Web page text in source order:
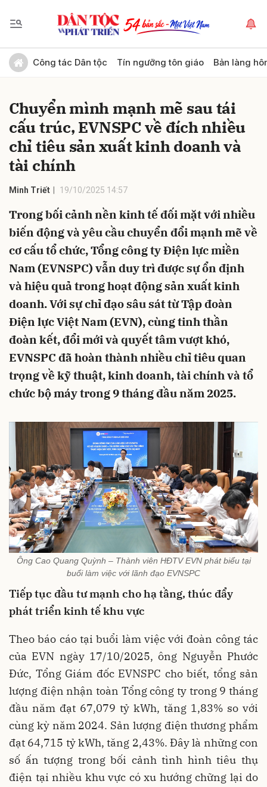
Công tác Dân tộc Tín ngưỡng tôn giáo Bản làng
Chuyển mình mạnh mẽ sau tái
cấu trúc, EVNSPC về đích nhiều
chỉ tiêu sản xuất kinh doanh và
tài chính
Minh Triết 19/10/2025 14:57
Trong bối cảnh nền kinh tế đối mặt với nhiều
biến động và yêu cầu chuyển đổi mạnh mẽ về
cơ cấu tổ chức, Tổng công ty Điện lực miền
Nam (EVNSPC) vẫn duy trì được sự ổn định
và hiệu quả trong hoạt động sản xuất kinh
doanh. Với sự chỉ đạo sâu sát từ Tập đoàn
Điện lực Việt Nam (EVN), cùng tinh thần
đoàn kết, đổi mới và quyết tâm vượt khó,
EVNSPC đã hoàn thành nhiều chỉ tiêu quan
trọng về kỹ thuật, kinh doanh, tài chính và tổ
chức bộ máy trong 9 tháng đầu năm 2025.
Ông Cao Quang Quỳnh – Thành viên HĐTV EVN phát biểu tại
buổi làm việc với lãnh đạo EVNSPC
Tiếp tục đầu tư mạnh cho hạ tầng, thúc đẩy
phát triển kinh tế khu vực
Theo báo cáo tại buổi làm việc với đoàn công tác
của EVN ngày 17/10/2025, ông Nguyễn Phước
Đức, Tổng Giám đốc EVNSPC cho biết, tổng sản
lượng điện nhận toàn Tổng công ty trong 9 tháng
đầu năm đạt 67,079 tỷ kWh, tăng 1,83% so với
cùng kỳ năm 2024. Sản lượng điện thương phẩm
đạt 64,715 tỷ kWh, tăng 2,43%. Đây là những con
số ấn tượng trong bối cảnh tình hình tiêu thụ
điện tại nhiều khu vực có xu hướng chững lại do
Gửi bình luận